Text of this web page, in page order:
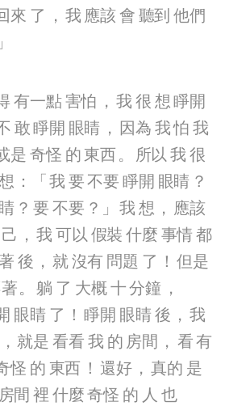
來 了 ， 我 應該會 聽到 他們
有一點害怕 ， 我 很 想睜開
敢睜開 眼睛 ， 因為 我怕 我
是 奇怪 的東西 。 所以我 很
：「我 要不要 睜開 眼睛 ？
？ 要 不要 ？」 我 想 ， 應該
， 我 可以假裝 什麼 事情 都
後 ， 就沒有 問題 了 ！ 但是
。 躺 了 大概十分鐘 ，
眼睛 了 ！ 睜開 眼睛 後 ， 我
， 就是 看看 我 的 房間 ， 看有
怪 的 東西 ！ 還好 ， 真的 是
房間 裡 什麼奇怪 的 人 也